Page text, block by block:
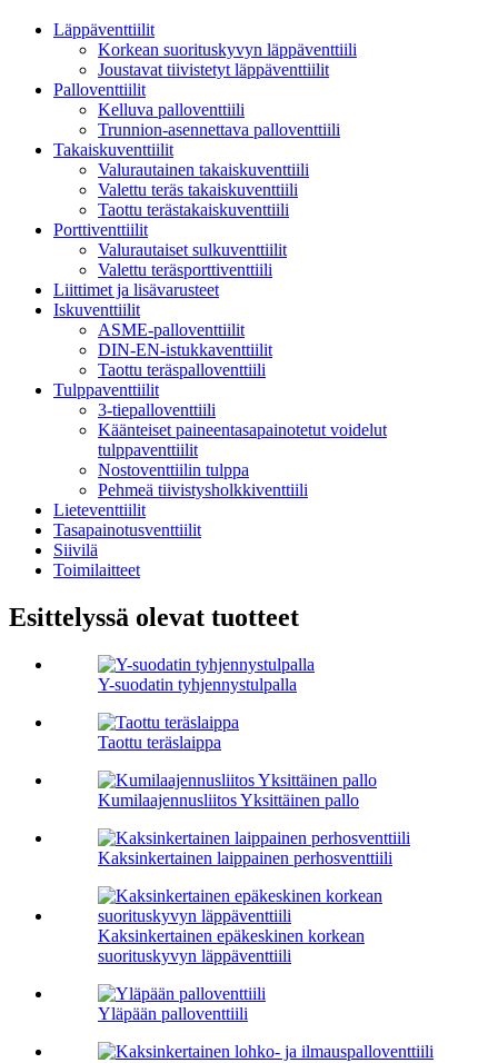
Läppäventtiilit
Korkean suorituskyvyn läppäventtiili
Joustavat tiivistetyt läppäventtiilit
Palloventtiilit
Kelluva palloventtiili
Trunnion-asennettava palloventtiili
Takaiskuventtiilit
Valurautainen takaiskuventtiili
Valettu teräs takaiskuventtiili
Taottu terästakaiskuventtiili
Porttiventtiilit
Valurautaiset sulkuventtiilit
Valettu teräsporttiventtiili
Liittimet ja lisävarusteet
Iskuventtiilit
ASME-palloventtiilit
DIN-EN-istukkaventtiilit
Taottu teräspalloventtiili
Tulppaventtiilit
3-tiepalloventtiili
Käänteiset paineentasapainotetut voidelut
tulppaventtiilit
Nostoventtiilin tulppa
Pehmeä tiivistysholkkiventtiili
Lieteventtiilit
Tasapainotusventtiilit
Siivilä
Toimilaitteet
Esittelyssä olevat tuotteet
Y-suodatin tyhjennystulpalla
Taottu teräslaippa
Kumilaajennusliitos Yksittäinen pallo
Kaksinkertainen laippainen perhosventtiili
Kaksinkertainen epäkeskinen korkean
suorituskyvyn läppäventtiili
Yläpään palloventtiili